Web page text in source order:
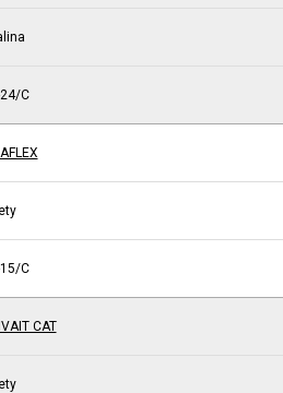
C
C
CAT